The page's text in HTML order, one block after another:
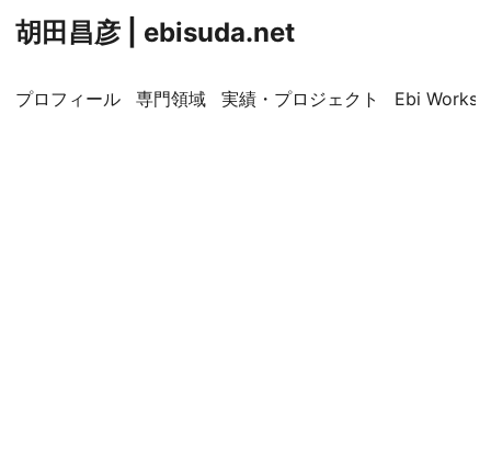
胡田昌彦 | ebisuda.net
プロフィール 専門領域 実績・プロジェクト Ebi